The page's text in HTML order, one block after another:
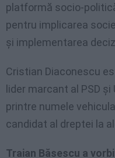
platformă socio-
pentru implicarea
şi implementarea
Cristian Diaconescu
lider marcant al PSD
printre numele
candidat al dreptei la
Traian Băsescu a